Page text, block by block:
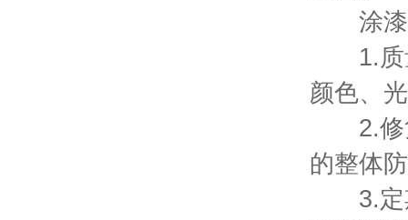
涂漆
1.质量
颜色、
2.修复
的整体
3.定期